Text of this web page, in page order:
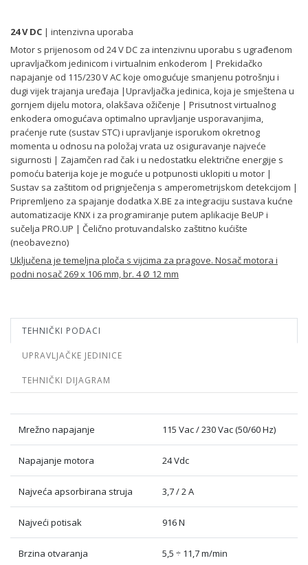
24 V DC | intenzivna uporaba
Motor s prijenosom od 24 V DC za intenzivnu uporabu s ugrađenom
upravljačkom jedinicom i virtualnim enkoderom | Prekidačko
napajanje od 115/230 V AC koje omogućuje smanjenu potrošnju i
dugi vijek trajanja uređaja |Upravljačka jedinica, koja je smještena u
gornjem dijelu motora, olakšava ožičenje | Prisutnost virtualnog
enkodera omogućava optimalno upravljanje usporavanjima,
praćenje rute (sustav STC) i upravljanje isporukom okretnog
momenta u odnosu na položaj vrata uz osiguravanje najveće
sigurnosti | Zajamčen rad čak i u nedostatku električne energije s
pomoću baterija koje je moguće u potpunosti uklopiti u motor |
Sustav sa zaštitom od prignječenja s amperometrijskom detekcijom |
Pripremljeno za spajanje dodatka X.BE za integraciju sustava kućne
automatizacije KNX i za programiranje putem aplikacije BeUP i
sučelja PRO.UP | Čelično protuvandalsko zaštitno kućište
(neobavezno)
Uključena je temeljna ploča s vijcima za pragove. Nosač motora i
podni nosač 269 x 106 mm, br. 4 Ø 12 mm
TEHNIČKI PODACI
UPRAVLJAČKE JEDINICE
TEHNIČKI DIJAGRAM
Mrežno napajanje 115 Vac / 230 Vac (50/60 Hz)
Napajanje motora 24 Vdc
Najveća apsorbirana struja 3,7 / 2 A
Najveći potisak 916 N
Brzina otvaranja 5,5 ÷ 11,7 m/min